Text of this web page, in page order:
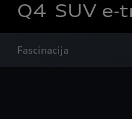
Q4 SUV
Fascinacija